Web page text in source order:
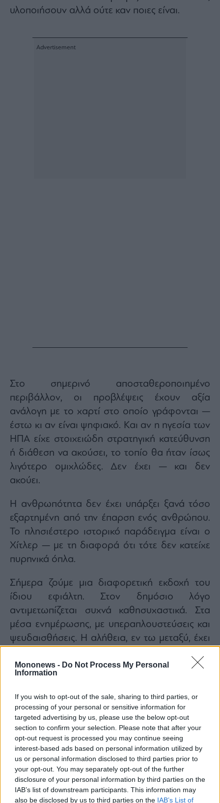
Mononews - Do Not Process My Personal
Information
If you wish to opt-out of the sale, sharing to third parties, or
processing of your personal or sensitive information for
targeted advertising by us, please use the below opt-out
section to confirm your selection. Please note that after your
opt-out request is processed you may continue seeing
interest-based ads based on personal information utilized by
us or personal information disclosed to third parties prior to
your opt-out. You may separately opt-out of the further
disclosure of your personal information by third parties on the
IAB’s list of downstream participants. This information may
also be disclosed by us to third parties on the IAB’s List of
υλοποιήσουν αλλά ούτε καν ποιες είναι.
Στο σημερινό αποσταθεροποιημένο
περιβάλλον, οι προβλέψεις έχουν αξία
ανάλογη με το χαρτί στο οποίο γράφονται —
έστω κι αν είναι ψηφιακό. Και αν η ηγεσία των
ΗΠΑ είχε στοιχειώδη στρατηγική κατεύθυνση
ή διάθεση να ακούσει, το τοπίο θα ήταν ίσως
λιγότερο ομιχλώδες. Δεν έχει — και δεν
ακούει.
Η ανθρωπότητα δεν έχει υπάρξει ξανά τόσο
εξαρτημένη από την έπαρση ενός ανθρώπου.
Το πλησιέστερο ιστορικό παράδειγμα είναι ο
Χίτλερ — με τη διαφορά ότι τότε δεν κατείχε
πυρηνικά όπλα.
Σήμερα ζούμε μια διαφορετική εκδοχή του
ίδιου εφιάλτη. Στον δημόσιο λόγο
αντιμετωπίζεται συχνά καθησυχαστικά. Στα
μέσα ενημέρωσης, με υπεραπλουστεύσεις και
ψευδαισθήσεις. Η αλήθεια, εν τω μεταξύ, έχει
Ίσως θα ήταν πιο χρήσιμο οι αρμόδιοι να
βεβαιότητες και να περιγράψουν το άμεσο
μέλλον με μεγαλύτερη ειλικρίνεια: ως ένα
περιβάλλον βαθιάς αβεβαιότητας, αν όχι
δυστοπικό.